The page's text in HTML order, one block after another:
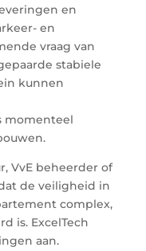
en
en
vraag van
stabiele
kunnen
momenteel
VvE beheerder of
de veiligheid in
complex,
is. ExcelTech
aan.